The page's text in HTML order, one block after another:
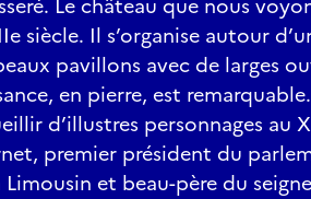
Le château que nous
siècle. Il s’organise autour
pavillons avec de larges
en pierre, est
d’illustres personnages au
premier président du
Limousin et beau-père du